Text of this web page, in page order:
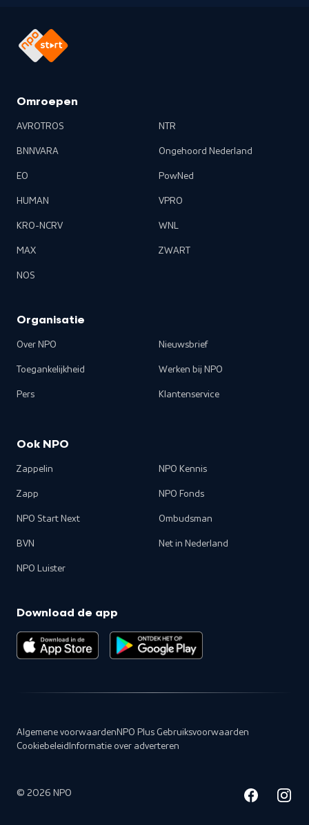
Omroepen
AVROTROS
BNNVARA
EO
HUMAN
KRO-NCRV
MAX
NOS
NTR
Ongehoord Nederland
PowNed
VPRO
WNL
ZWART
Organisatie
Over NPO
Toegankelijkheid
Pers
Nieuwsbrief
Werken bij NPO
Klantenservice
Ook NPO
Zappelin
Zapp
NPO Start Next
BVN
NPO Luister
NPO Kennis
NPO Fonds
Ombudsman
Net in Nederland
Download de app
Algemene voorwaarden NPO Plus Gebruiksvoorwaarden
Cookiebeleid Informatie over adverteren
© 2026 NPO